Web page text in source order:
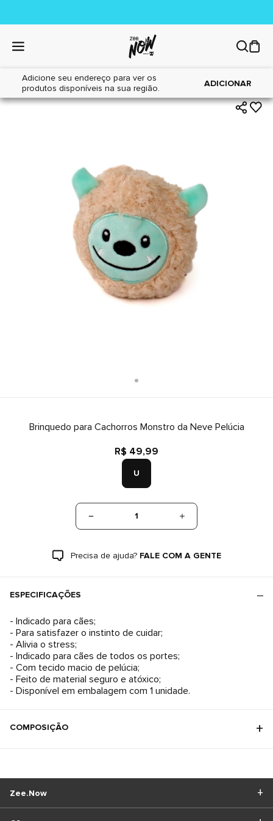
Adicione seu endereço para ver os
produtos disponíveis na sua região.
ADICIONAR
Home|Cães|Brinquedos
Brinquedo para Cachorros Monstro da Neve Pelúcia
R$ 49,99
U
1
Precisa de ajuda? FALE COM A GENTE
ESPECIFICAÇÕES
- Indicado para cães;
- Para satisfazer o instinto de cuidar;
- Alivia o stress;
- Indicado para cães de todos os portes;
- Com tecido macio de pelúcia;
- Feito de material seguro e atóxico;
- Disponível em embalagem com 1 unidade.
COMPOSIÇÃO
Zee.Now